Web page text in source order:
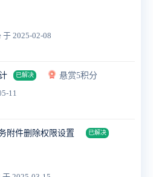
于 2025-02-08
已解决
悬赏5积分
11
附件删除权限设置
已解决